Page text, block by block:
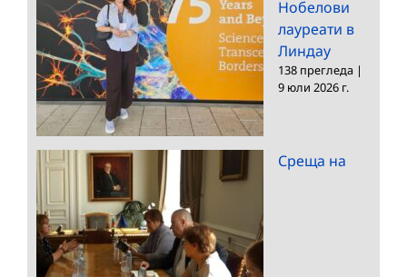
Нобелови
лауреати в
Линдау
138 прегледа |
9 юли 2026 г.
Среща на